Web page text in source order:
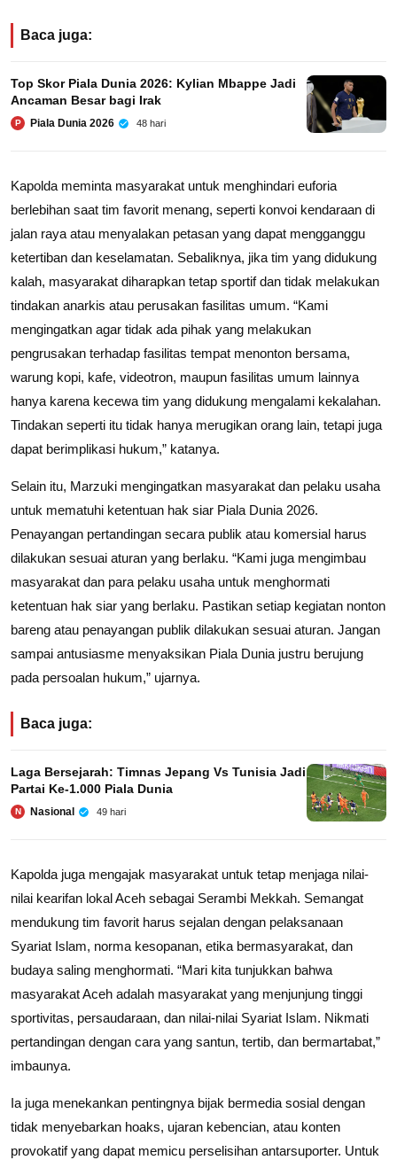
Baca juga:
Top Skor Piala Dunia 2026: Kylian Mbappe Jadi
Ancaman Besar bagi Irak
P Piala Dunia 2026 48 hari
Kapolda meminta masyarakat untuk menghindari euforia
berlebihan saat tim favorit menang, seperti konvoi kendaraan di
jalan raya atau menyalakan petasan yang dapat mengganggu
ketertiban dan keselamatan. Sebaliknya, jika tim yang didukung
kalah, masyarakat diharapkan tetap sportif dan tidak melakukan
tindakan anarkis atau perusakan fasilitas umum. “Kami
mengingatkan agar tidak ada pihak yang melakukan
pengrusakan terhadap fasilitas tempat menonton bersama,
warung kopi, kafe, videotron, maupun fasilitas umum lainnya
hanya karena kecewa tim yang didukung mengalami kekalahan.
Tindakan seperti itu tidak hanya merugikan orang lain, tetapi juga
dapat berimplikasi hukum,” katanya.
Selain itu, Marzuki mengingatkan masyarakat dan pelaku usaha
untuk mematuhi ketentuan hak siar Piala Dunia 2026.
Penayangan pertandingan secara publik atau komersial harus
dilakukan sesuai aturan yang berlaku. “Kami juga mengimbau
masyarakat dan para pelaku usaha untuk menghormati
ketentuan hak siar yang berlaku. Pastikan setiap kegiatan nonton
bareng atau penayangan publik dilakukan sesuai aturan. Jangan
sampai antusiasme menyaksikan Piala Dunia justru berujung
pada persoalan hukum,” ujarnya.
Baca juga:
Laga Bersejarah: Timnas Jepang Vs Tunisia Jadi
Partai Ke-1.000 Piala Dunia
N Nasional 49 hari
Kapolda juga mengajak masyarakat untuk tetap menjaga nilai-
nilai kearifan lokal Aceh sebagai Serambi Mekkah. Semangat
mendukung tim favorit harus sejalan dengan pelaksanaan
Syariat Islam, norma kesopanan, etika bermasyarakat, dan
budaya saling menghormati. “Mari kita tunjukkan bahwa
masyarakat Aceh adalah masyarakat yang menjunjung tinggi
sportivitas, persaudaraan, dan nilai-nilai Syariat Islam. Nikmati
pertandingan dengan cara yang santun, tertib, dan bermartabat,”
imbaunya.
Ia juga menekankan pentingnya bijak bermedia sosial dengan
tidak menyebarkan hoaks, ujaran kebencian, atau konten
provokatif yang dapat memicu perselisihan antarsuporter. Untuk